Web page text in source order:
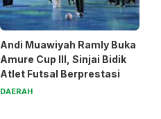
Andi Muawiyah Ramly Buka
Amure Cup III, Sinjai Bidik
Atlet Futsal Berprestasi
DAERAH